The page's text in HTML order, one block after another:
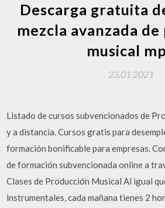
Descarga gratuita
mezcla avanzada
musical
23.01.2021
Listado de cursos subvencionados de
y a distancia. Cursos gratis para
formación bonificable para empresas.
de formación subvencionada online a
Clases de Producción Musical Al igual
instrumentales, cada mañana tienes 2